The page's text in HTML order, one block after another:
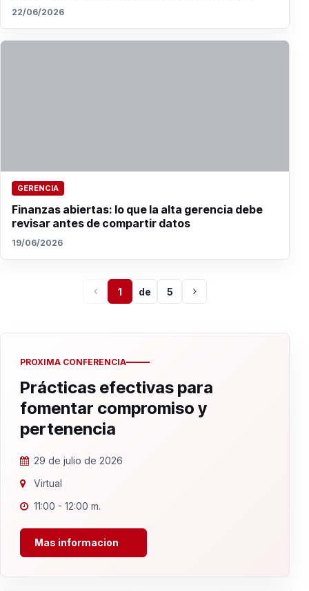
22/06/2026
GERENCIA
Finanzas abiertas: lo que la alta gerencia debe
revisar antes de compartir datos
19/06/2026
1 de 5
PROXIMA CONFERENCIA
Prácticas efectivas para
fomentar compromiso y
pertenencia
29 de julio de 2026
Virtual
11:00 - 12:00 m.
Mas informacion